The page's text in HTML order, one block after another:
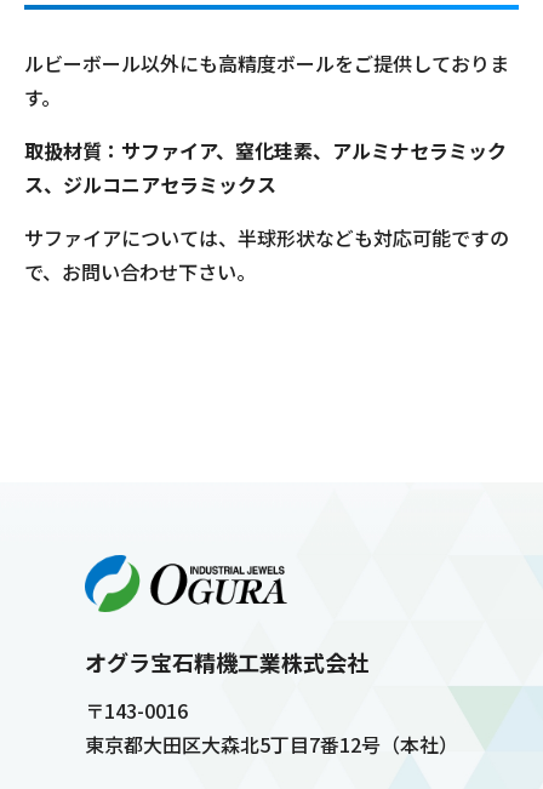
ルビーボール以外にも高精度ボールをご提供しておりま
す。
取扱材質：サファイア、窒化珪素、アルミナセラミック
ス、ジルコニアセラミックス
サファイアについては、半球形状なども対応可能ですの
で、お問い合わせ下さい。
オグラ宝石精機工業株式会社
〒143-0016
東京都大田区大森北5丁目7番12号（本社）